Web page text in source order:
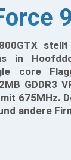
in
core
GDDR3
675MHz.
andere